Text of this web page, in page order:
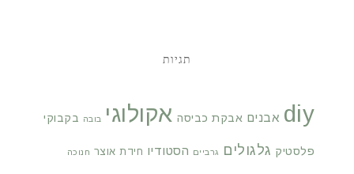
תגיות
diy אבנים אבקת כביסה אקולוגי בובה בקבוקי
פלסטיק גלגולים גרביים הסטודיו חידת אוצר חנוכה